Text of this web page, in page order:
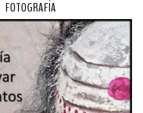
FOTOGRAFÍA